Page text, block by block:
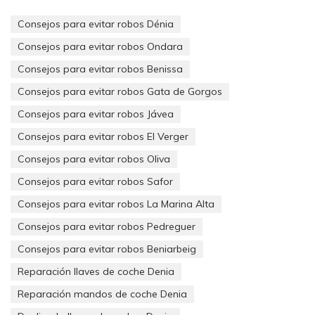
Cajas fuertes, mantenimiento de comunidades, apertura de
puertas, duplicado de llaves y mandos… Si tiene cualquier
consultarnos.
En lo que a cerrajería del automóvil se refiere estamos
cualificados y preparados con máquinas de última generación
coche. Para así poder ofrecerle una alternativa real al
concesionario oficial.
Consejos para evitar robos Dénia
Consejos para evitar robos Ondara
Consejos para evitar robos Benissa
Consejos para evitar robos Gata de Gorgos
Consejos para evitar robos Jávea
Consejos para evitar robos El Verger
Consejos para evitar robos Oliva
Consejos para evitar robos Safor
Consejos para evitar robos La Marina Alta
Consejos para evitar robos Pedreguer
Consejos para evitar robos Beniarbeig
Reparación llaves de coche Denia
Reparación mandos de coche Denia